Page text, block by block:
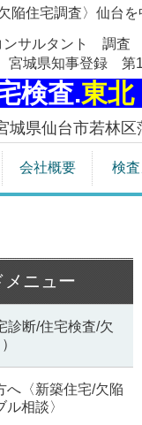
陥住宅調査〉仙台を
ンサルタント 調
宮城県知事登録 第
検査.東北
県仙台市若林区
会社概要 検
メニュー
診断/住宅検査/欠
へ〈新築住宅/欠陥
相談〉